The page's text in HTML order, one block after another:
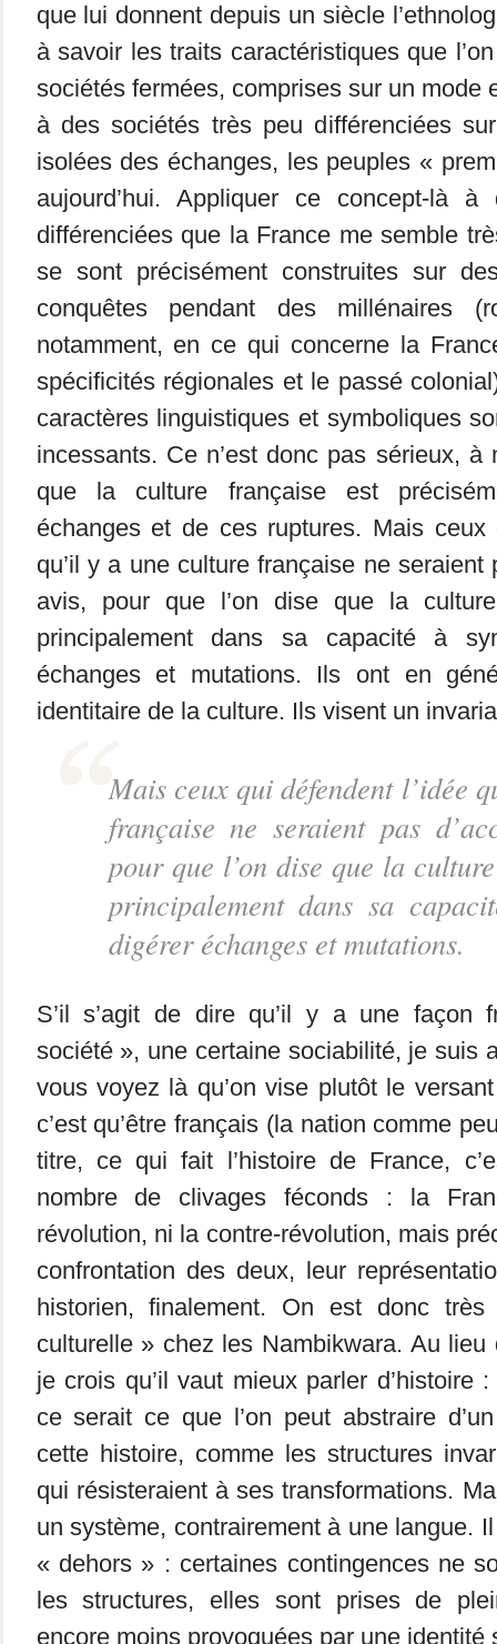
que lui donnent depuis un siècle
à savoir les traits caractéristiques que
sociétés fermées, comprises sur un mode
à des sociétés très peu différenciées
isolées des échanges, les peuples «
aujourd’hui. Appliquer ce concept-là
différenciées que la France me semble
se sont précisément construites sur
conquêtes pendant des millénaires
notamment, en ce qui concerne la
spécificités régionales et le passé
caractères linguistiques et symboliques
incessants. Ce n’est donc pas sérieux, à
que la culture française est
échanges et de ces ruptures. Mais ceux
qu’il y a une culture française ne seraient
avis, pour que l’on dise que la
principalement dans sa capacité à
échanges et mutations. Ils ont en
identitaire de la culture. Ils visent un
Mais ceux qui défendent l’idée
française ne seraient pas
pour que l’on dise que la
principalement dans sa
digérer échanges et mutations.
S’il s’agit de dire qu’il y a une façon
société », une certaine sociabilité, je suis
vous voyez là qu’on vise plutôt le
c’est qu’être français (la nation comme
titre, ce qui fait l’histoire de France,
nombre de clivages féconds : la
révolution, ni la contre-révolution, mais
confrontation des deux, leur
historien, finalement. On est donc
culturelle » chez les Nambikwara. Au lieu
je crois qu’il vaut mieux parler d’histoire
ce serait ce que l’on peut abstraire
cette histoire, comme les structures
qui résisteraient à ses transformations.
un système, contrairement à une langue.
« dehors » : certaines contingences ne
les structures, elles sont prises de
encore moins provoquées par une identité